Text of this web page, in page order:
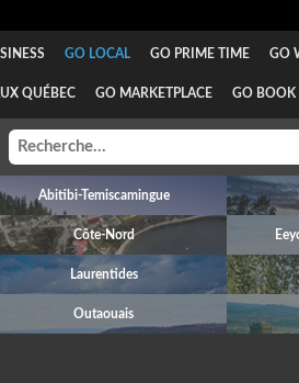
GO LOCAL GO PRIME TIME GO
QUÉBEC GO MARKETPLACE GO BOOK
Abitibi-Temiscamingue
Côte-Nord
Laurentides
Outaouais